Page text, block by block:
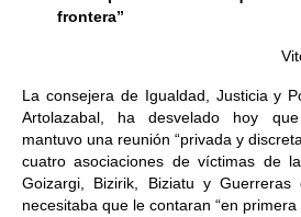
frontera”
La consejera de Igualdad, Justicia y
Artolazabal, ha desvelado hoy
mantuvo una reunión “privada y
cuatro asociaciones de víctimas de
Goizargi, Bizirik, Biziatu y
necesitaba que le contaran “en